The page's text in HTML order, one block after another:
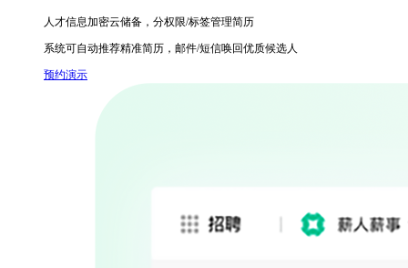
人才信息加密云储备，分权限/标签管理简历
系统可自动推荐精准简历，邮件/短信唤回优质候选人
预约演示